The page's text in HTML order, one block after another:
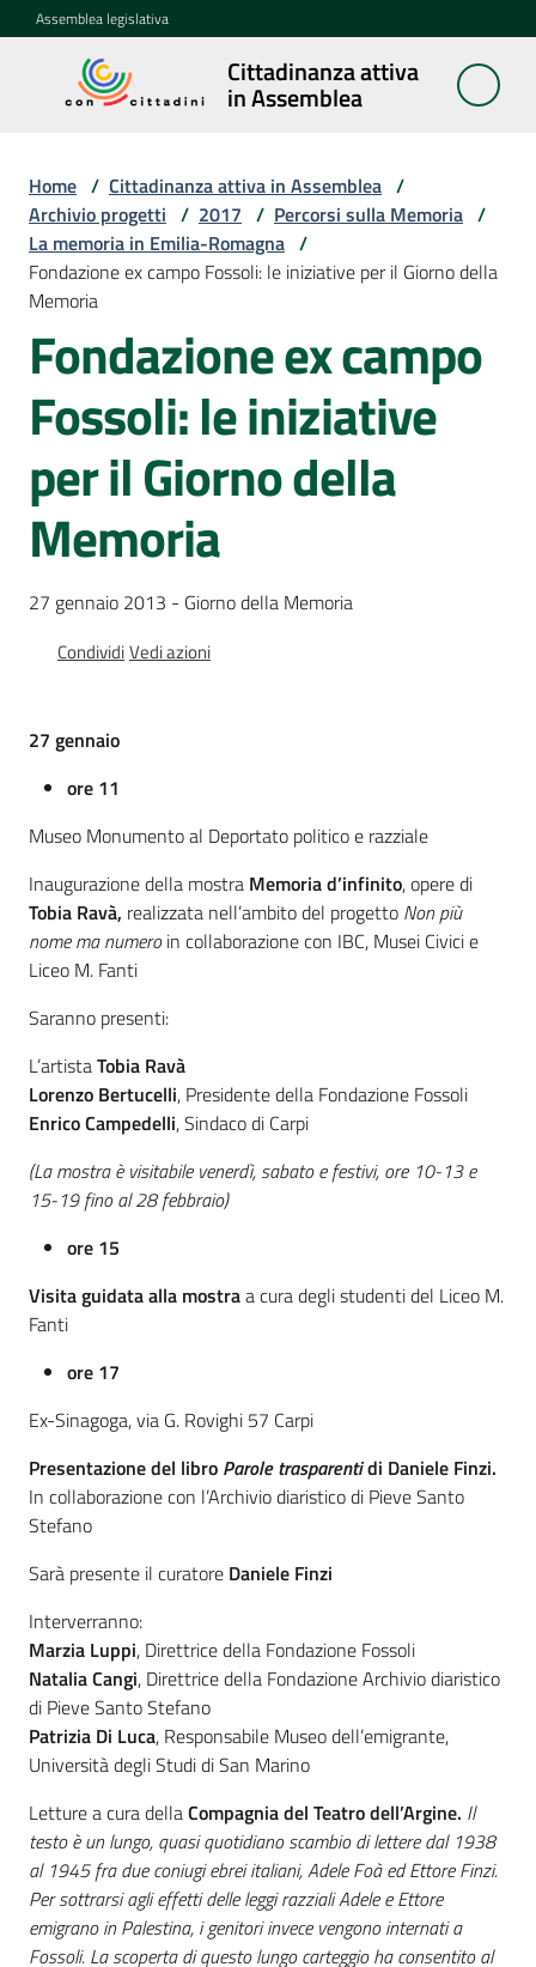
Vai al contenuto
Vai alla navigazione
Vai al footer
Assemblea legislativa
Cittadinanza attiva
in Assemblea
Cittadinanza
attiva in
Concittadini
Porte
aperte
in
Assemblea
itineranti
Percorsi
memoria
su
Assemblea
Assemblea
Attività
Argomenti
Per i media
Per i cittadini
Home / Cittadinanza attiva in Assemblea /
Archivio progetti / 2017 / Percorsi sulla Memoria /
La memoria in Emilia-Romagna /
Fondazione ex campo Fossoli: le iniziative per il Giorno della
Memoria
Fondazione ex campo
Fossoli: le iniziative
per il Giorno della
Memoria
27 gennaio 2013 - Giorno della Memoria
CondividiVedi azioni
27 gennaio
ore 11
Museo Monumento al Deportato politico e razziale
Inaugurazione della mostra Memoria d’infinito, opere di
Tobia Ravà, realizzata nell’ambito del progetto Non più
nome ma numeroin collaborazione con IBC, Musei Civici e
Liceo M. Fanti
Saranno presenti:
L’artistaTobia Ravà
Lorenzo Bertucelli, Presidente della Fondazione Fossoli
Enrico Campedelli, Sindaco di Carpi
(La mostra è visitabile venerdì, sabato e festivi, ore 10-13 e
15-19 fino al 28 febbraio)
ore 15
Visita guidata alla mostraa cura degli studenti del Liceo M.
Fanti
ore 17
Ex-Sinagoga, via G. Rovighi 57 Carpi
Presentazione del libro Parole trasparentidi Daniele Finzi.
In collaborazione con l’Archivio diaristico di Pieve Santo
Stefano
Sarà presente il curatore Daniele Finzi
Interverranno:
Marzia Luppi, Direttrice della Fondazione Fossoli
Natalia Cangi, Direttrice della Fondazione Archivio diaristico
di Pieve Santo Stefano
Patrizia Di Luca, Responsabile Museo dell’emigrante,
Università degli Studi di San Marino
Letture a cura dellaCompagnia del Teatro dell’Argine. Il
testo è un lungo, quasi quotidiano scambio di lettere dal 1938
al 1945 fra due coniugi ebrei italiani, Adele Foà ed Ettore Finzi.
Per sottrarsi agli effetti delle leggi razziali Adele e Ettore
emigrano in Palestina, i genitori invece vengono internati a
Fossoli. La scoperta di questo lungo carteggio ha consentito al